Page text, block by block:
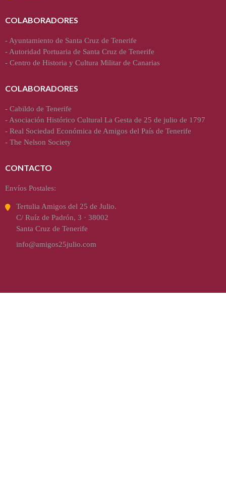
COLABORADORES
- Ayuntamiento de Santa Cruz de Tenerife
- Autoridad Portuaria de Santa Cruz de Tenerife
- Centro de Historia y Cultura Militar de Canarias
COLABORADORES
- Cabildo de Tenerife
- Asociación Histórico Cultural La Gesta de 25 de julio de 1797
- Real Sociedad Económica de Amigos del País de Tenerife
- The Nelson Society
CONTACTO
Envíos Postales:
Tertulia Amigos del 25 de Julio.
C/ Ruíz de Padrón, 3 · 38002
Santa Cruz de Tenerife
info@amigos25julio.com